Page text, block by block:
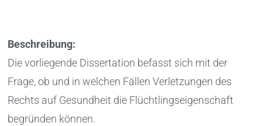
Beschreibung:
Die vorliegende Dissertation befasst sich mit der
Frage, ob und in welchen Fällen Verletzungen des
Rechts auf Gesundheit die Flüchtlingseigenschaft
begründen können.